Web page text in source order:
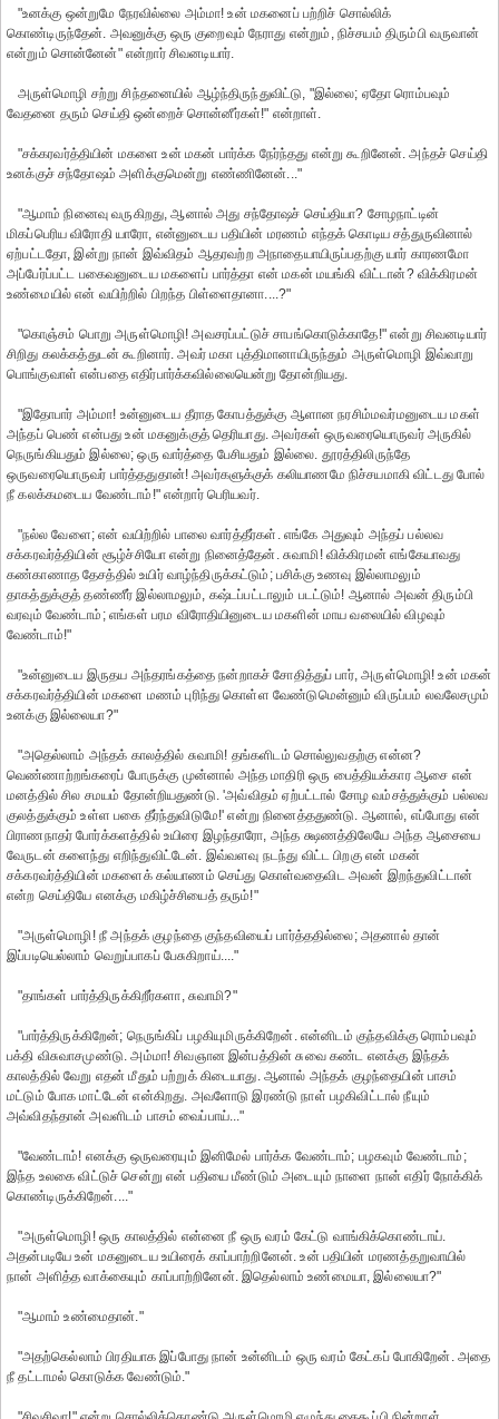
"உனக்கு ஒன்றுமே நேரவில்லை அம்மா! உன் மகனைப் பற்றிச் சொல்லிக்
கொண்டிருந்தேன். அவனுக்கு ஒரு குறைவும் நேராது என்றும், நிச்சயம் திரும்பி வருவான்
என்றும் சொன்னேன்" என்றார் சிவனடியார்.
அருள்மொழி சற்று சிந்தனையில் ஆழ்ந்திருந்துவிட்டு, "இல்லை; ஏதோ ரொம்பவும்
வேதனை தரும் செய்தி ஒன்றைச் சொன்னீர்கள்!" என்றாள்.
"சக்கரவர்த்தியின் மகளை உன் மகன் பார்க்க நேர்ந்தது என்று கூறினேன். அந்தச் செய்தி
உனக்குச் சந்தோஷம் அளிக்குமென்று எண்ணினேன்..."
"ஆமாம் நினைவு வருகிறது, ஆனால் அது சந்தோஷச் செய்தியா? சோழநாட்டின்
மிகப்பெரிய விரோதி யாரோ, என்னுடைய பதியின் மரணம் எந்தக் கொடிய சத்துருவினால்
ஏற்பட்டதோ, இன்று நான் இவ்விதம் ஆதரவற்ற அநாதையாயிருப்பதற்கு யார் காரணமோ
அப்பேர்ப்பட்ட பகைவனுடைய மகளைப் பார்த்தா என் மகன் மயங்கி விட்டான்? விக்கிரமன்
உண்மையில் என் வயிற்றில் பிறந்த பிள்ளைதானா....?"
"கொஞ்சம் பொறு அருள்மொழி! அவசரப்பட்டுச் சாபங்கொடுக்காதே!" என்று சிவனடியார்
சிறிது கலக்கத்துடன் கூறினார். அவர் மகா புத்திமானாயிருந்தும் அருள்மொழி இவ்வாறு
பொங்குவாள் என்பதை எதிர்பார்க்கவில்லையென்று தோன்றியது.
"இதோபார் அம்மா! உன்னுடைய தீராத கோபத்துக்கு ஆளான நரசிம்மவர்மனுடைய மகள்
அந்தப் பெண் என்பது உன் மகனுக்குத் தெரியாது. அவர்கள் ஒருவரையொருவர் அருகில்
நெருங்கியதும் இல்லை; ஒரு வார்த்தை பேசியதும் இல்லை. தூரத்திலிருந்தே
ஒருவரையொருவர் பார்த்ததுதான்! அவர்களுக்குக் கலியாணமே நிச்சயமாகி விட்டது போல்
நீ கலக்கமடைய வேண்டாம்!" என்றார் பெரியவர்.
"நல்ல வேளை; என் வயிற்றில் பாலை வார்த்தீர்கள். எங்கே அதுவும் அந்தப் பல்லவ
சக்கரவர்த்தியின் சூழ்ச்சியோ என்று நினைத்தேன். சுவாமி! விக்கிரமன் எங்கேயாவது
கண்காணாத தேசத்தில் உயிர் வாழ்ந்திருக்கட்டும்; பசிக்கு உணவு இல்லாமலும்
தாகத்துக்குத் தண்ணீர் இல்லாமலும், கஷ்டப்பட்டாலும் படட்டும்! ஆனால் அவன் திரும்பி
வரவும் வேண்டாம்; எங்கள் பரம விரோதியினுடைய மகளின் மாய வலையில் விழவும்
வேண்டாம்!"
"உன்னுடைய இருதய அந்தரங்கத்தை நன்றாகச் சோதித்துப் பார், அருள்மொழி! உன் மகன்
சக்கரவர்த்தியின் மகளை மணம் புரிந்து கொள்ள வேண்டுமென்னும் விருப்பம் லவலேசமும்
உனக்கு இல்லையா?"
"அதெல்லாம் அந்தக் காலத்தில் சுவாமி! தங்களிடம் சொல்லுவதற்கு என்ன?
வெண்ணாற்றங்கரைப் போருக்கு முன்னால் அந்த மாதிரி ஒரு பைத்தியக்கார ஆசை என்
மனத்தில் சில சமயம் தோன்றியதுண்டு. 'அவ்விதம் ஏற்பட்டால் சோழ வம்சத்துக்கும் பல்லவ
குலத்துக்கும் உள்ள பகை தீர்ந்துவிடுமே!' என்று நினைத்ததுண்டு. ஆனால், எப்போது என்
பிராணநாதர் போர்க்களத்தில் உயிரை இழந்தாரோ, அந்த க்ஷணத்திலேயே அந்த ஆசையை
வேருடன் களைந்து எறிந்துவிட்டேன். இவ்வளவு நடந்து விட்ட பிறகு என் மகன்
சக்கரவர்த்தியின் மகளைக் கல்யாணம் செய்து கொள்வதைவிட அவன் இறந்துவிட்டான்
என்ற செய்தியே எனக்கு மகிழ்ச்சியைத் தரும்!"
"அருள்மொழி! நீ அந்தக் குழந்தை குந்தவியைப் பார்த்ததில்லை; அதனால் தான்
இப்படியெல்லாம் வெறுப்பாகப் பேசுகிறாய்...."
"தாங்கள் பார்த்திருக்கிறீர்களா, சுவாமி?"
"பார்த்திருக்கிறேன்; நெருங்கிப் பழகியுமிருக்கிறேன். என்னிடம் குந்தவிக்கு ரொம்பவும்
பக்தி விசுவாசமுண்டு. அம்மா! சிவஞான இன்பத்தின் சுவை கண்ட எனக்கு இந்தக்
காலத்தில் வேறு எதன் மீதும் பற்றுக் கிடையாது. ஆனால் அந்தக் குழந்தையின் பாசம்
மட்டும் போக மாட்டேன் என்கிறது. அவளோடு இரண்டு நாள் பழகிவிட்டால் நீயும்
அவ்விதந்தான் அவளிடம் பாசம் வைப்பாய்..."
"வேண்டாம்! எனக்கு ஒருவரையும் இனிமேல் பார்க்க வேண்டாம்; பழகவும் வேண்டாம்;
இந்த உலகை விட்டுச் சென்று என் பதியை மீண்டும் அடையும் நாளை நான் எதிர் நோக்கிக்
கொண்டிருக்கிறேன்...."
"அருள்மொழி! ஒரு காலத்தில் என்னை நீ ஒரு வரம் கேட்டு வாங்கிக்கொண்டாய்.
அதன்படியே உன் மகனுடைய உயிரைக் காப்பாற்றினேன். உன் பதியின் மரணத்தறுவாயில்
நான் அளித்த வாக்கையும் காப்பாற்றினேன். இதெல்லாம் உண்மையா, இல்லையா?"
"ஆமாம் உண்மைதான்."
"அதற்கெல்லாம் பிரதியாக இப்போது நான் உன்னிடம் ஒரு வரம் கேட்கப் போகிறேன். அதை
நீ தட்டாமல் கொடுக்க வேண்டும்."